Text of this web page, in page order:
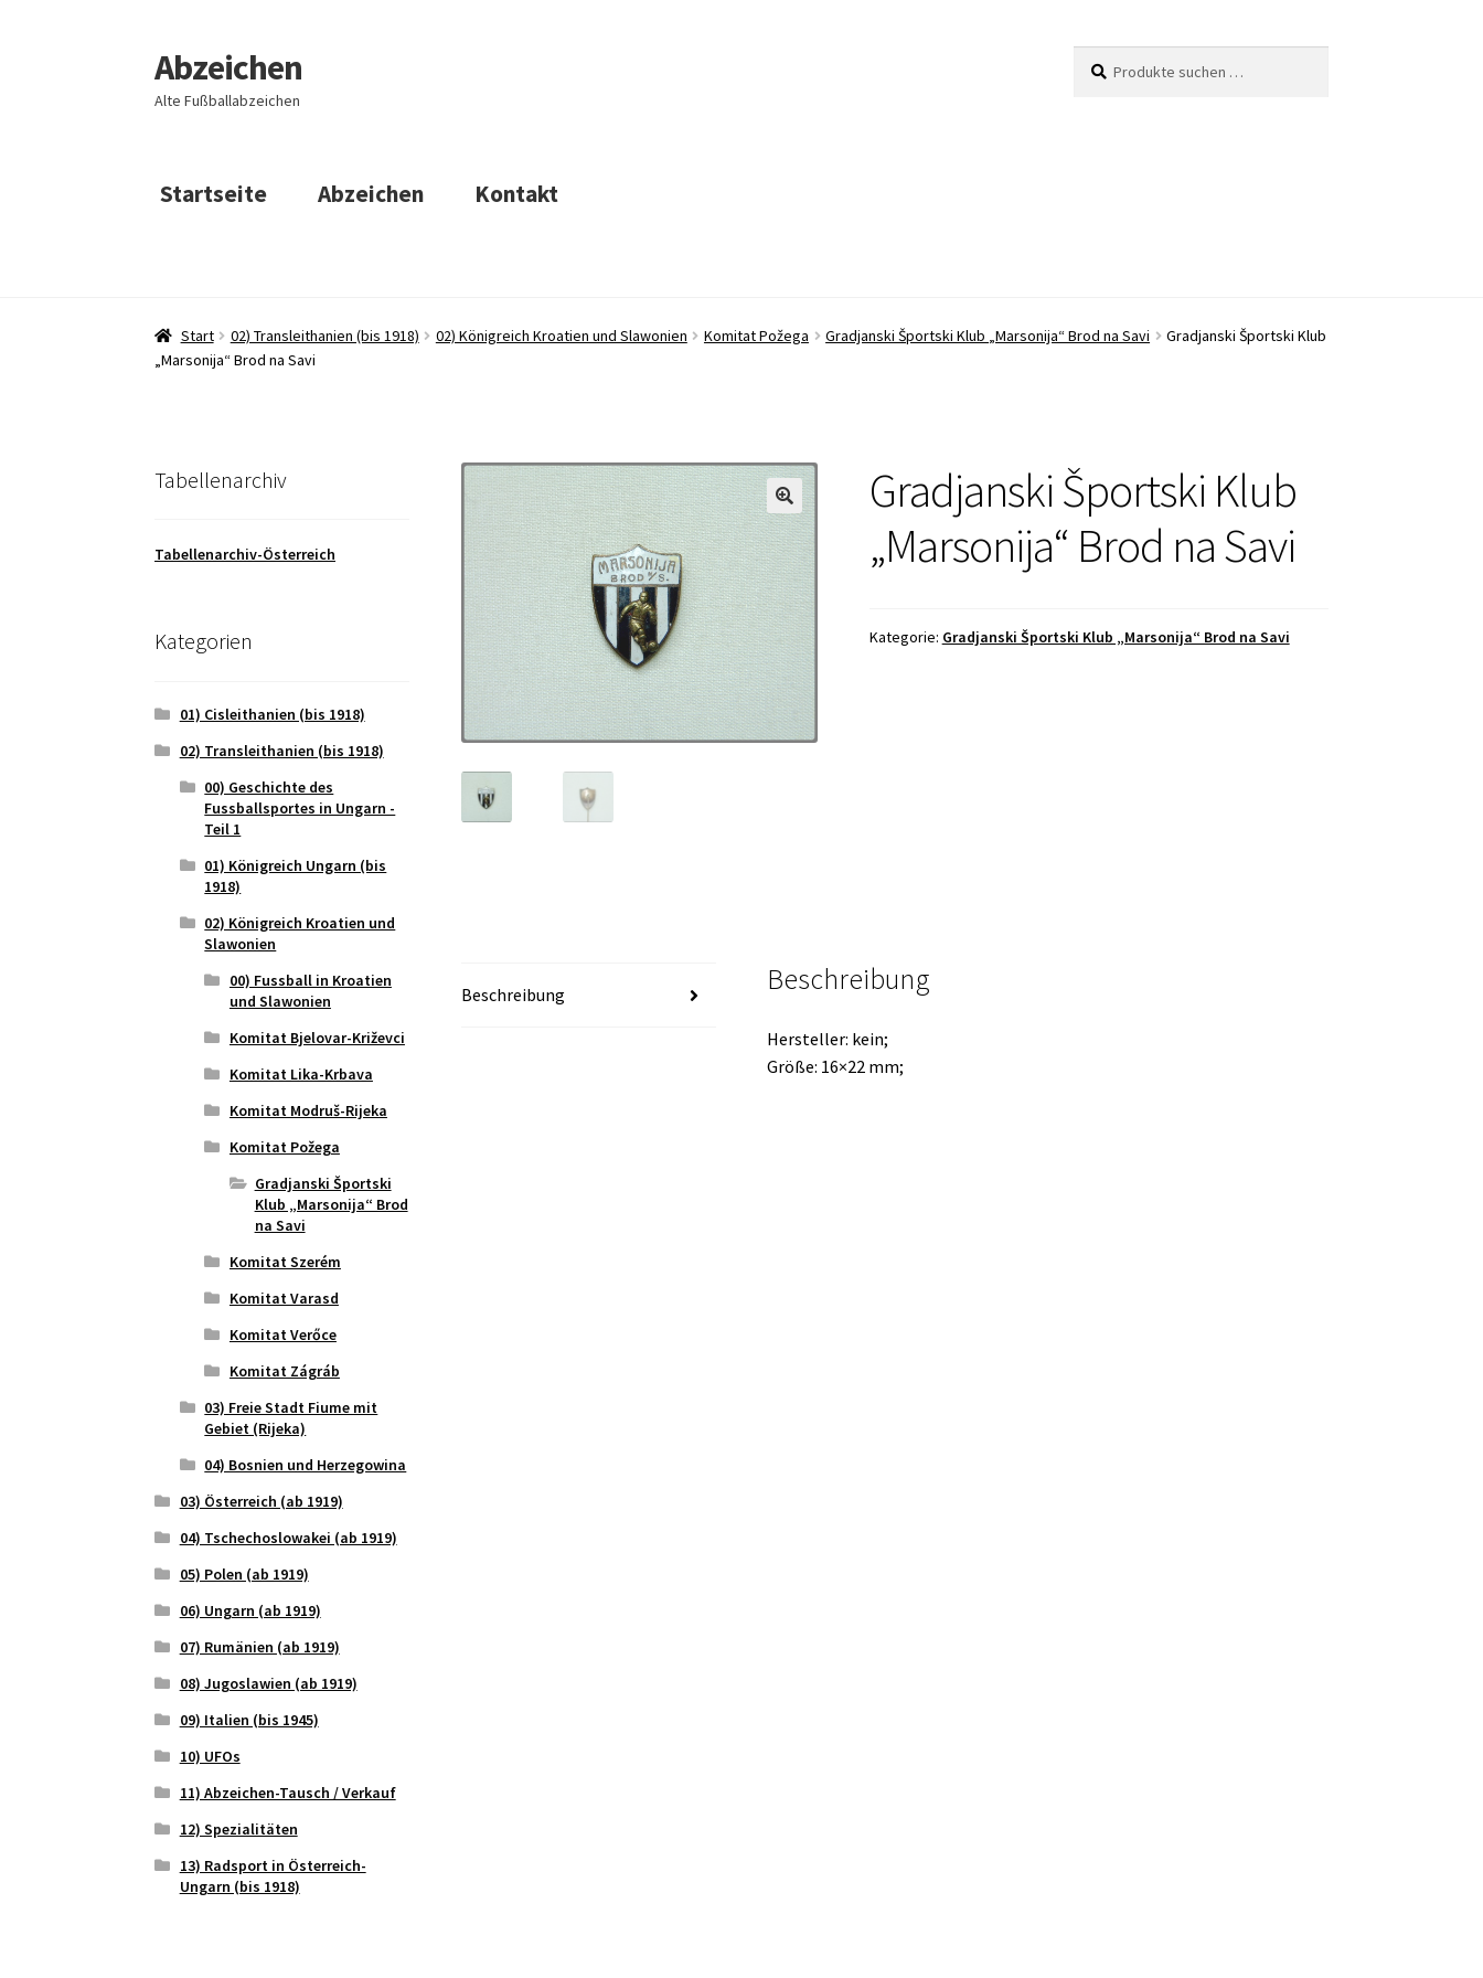
Zur
Navigation
springen
Zum
Inhalt
springen
Abzeichen
Alte Fußballabzeichen
nach:
Startseite Abzeichen Kontakt
Start 02) Transleithanien (bis 1918) 02) Königreich Kroatien und Slawonien Komitat Požega Gradjanski Športski Klub „Marsonija“ Brod na Savi
Gradjanski Športski Klub
„Marsonija“ Brod na Savi
Gradjanski Športski Klub
„Marsonija“ Brod na Savi
Kategorie: Gradjanski Športski Klub „Marsonija“ Brod na Savi
Beschreibung Beschreibung
Hersteller: kein;
Größe: 16×22 mm;
Tabellenarchiv
Tabellenarchiv-Österreich
Kategorien
01) Cisleithanien (bis 1918)
02) Transleithanien (bis 1918)
00) Geschichte des
Fussballsportes in Ungarn -
Teil 1
01) Königreich Ungarn (bis
1918)
02) Königreich Kroatien und
Slawonien
00) Fussball in Kroatien
und Slawonien
Komitat Bjelovar-Križevci
Komitat Lika-Krbava
Komitat Modruš-Rijeka
Komitat Požega
Gradjanski Športski
Klub „Marsonija“ Brod
na Savi
Komitat Szerém
Komitat Varasd
Komitat Verőce
Komitat Zágráb
03) Freie Stadt Fiume mit
Gebiet (Rijeka)
04) Bosnien und Herzegowina
03) Österreich (ab 1919)
04) Tschechoslowakei (ab 1919)
05) Polen (ab 1919)
06) Ungarn (ab 1919)
07) Rumänien (ab 1919)
08) Jugoslawien (ab 1919)
09) Italien (bis 1945)
10) UFOs
11) Abzeichen-Tausch / Verkauf
12) Spezialitäten
13) Radsport in Österreich-
Ungarn (bis 1918)